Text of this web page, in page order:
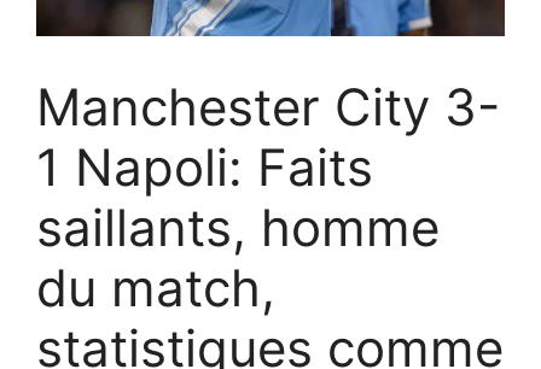
Manchester City 3-
1 Napoli: Faits
saillants, homme
du match,
statistiques comme